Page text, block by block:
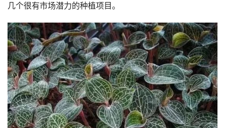
几个很有市场潜力的种植项目。